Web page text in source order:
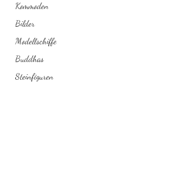
Kommoden
Bilder
Modellschiffe
Buddhas
Steinfiguren